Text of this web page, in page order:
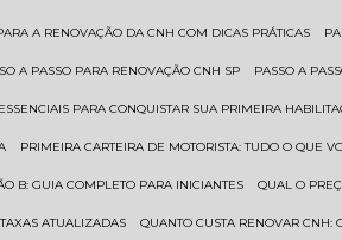
A RENOVAÇÃO DA CNH COM DICAS PRÁTICAS
A PASSO PARA RENOVAÇÃO CNH SP PASSO A
ESSENCIAIS PARA CONQUISTAR SUA PRIMEIRA
PRIMEIRA CARTEIRA DE MOTORISTA: TUDO O QUE
B: GUIA COMPLETO PARA INICIANTES QUAL O
ATUALIZADAS QUANTO CUSTA RENOVAR